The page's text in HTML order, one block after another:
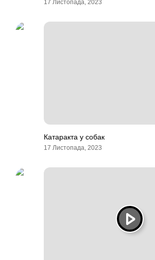
17 Листопада, 2023
Катаракта у собак
17 Листопада, 2023